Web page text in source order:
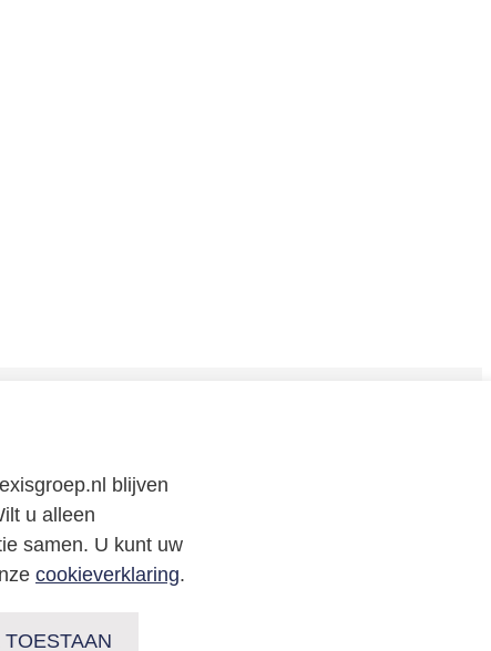
blijven
u alleen
samen. U kunt uw
cookieverklaring.
Neemcontact
of volg ons via: